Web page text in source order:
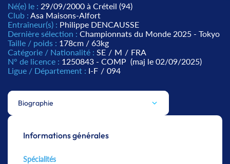
Né(e) le : 29/09/2000 à Créteil (94)
Club : Asa Maisons-Alfort
Entraîneur(s) : Philippe DENCAUSSE
Dernière sélection : Championnats du Monde 2025 - Tokyo
Taille / poids : 178cm / 63kg
Catégorie / Nationalité : SE / M / FRA
N° de licence : 1250843 - COMP (maj le 02/09/2025)
Ligue / Département : I-F / 094
Biographie
Informations générales
Spécialités